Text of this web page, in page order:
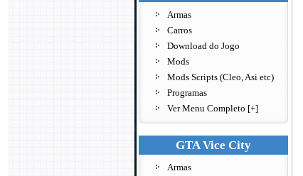
Armas
Carros
Download do Jogo
Mods
Mods Scripts (Cleo, Asi etc)
Programas
Ver Menu Completo [+]
GTA Vice City
Armas